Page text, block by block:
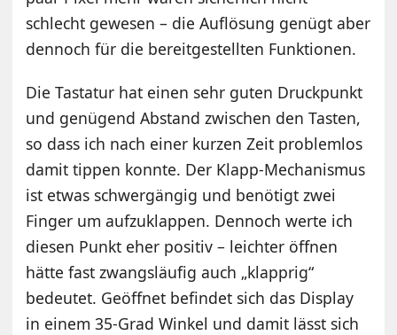
schlecht gewesen – die Auflösung genügt aber
dennoch für die bereitgestellten Funktionen.
Die Tastatur hat einen sehr guten Druckpunkt
und genügend Abstand zwischen den Tasten,
so dass ich nach einer kurzen Zeit problemlos
damit tippen konnte. Der Klapp-Mechanismus
ist etwas schwergängig und benötigt zwei
Finger um aufzuklappen. Dennoch werte ich
diesen Punkt eher positiv – leichter öffnen
hätte fast zwangsläufig auch „klapprig“
bedeutet. Geöffnet befindet sich das Display
in einem 35-Grad Winkel und damit lässt sich